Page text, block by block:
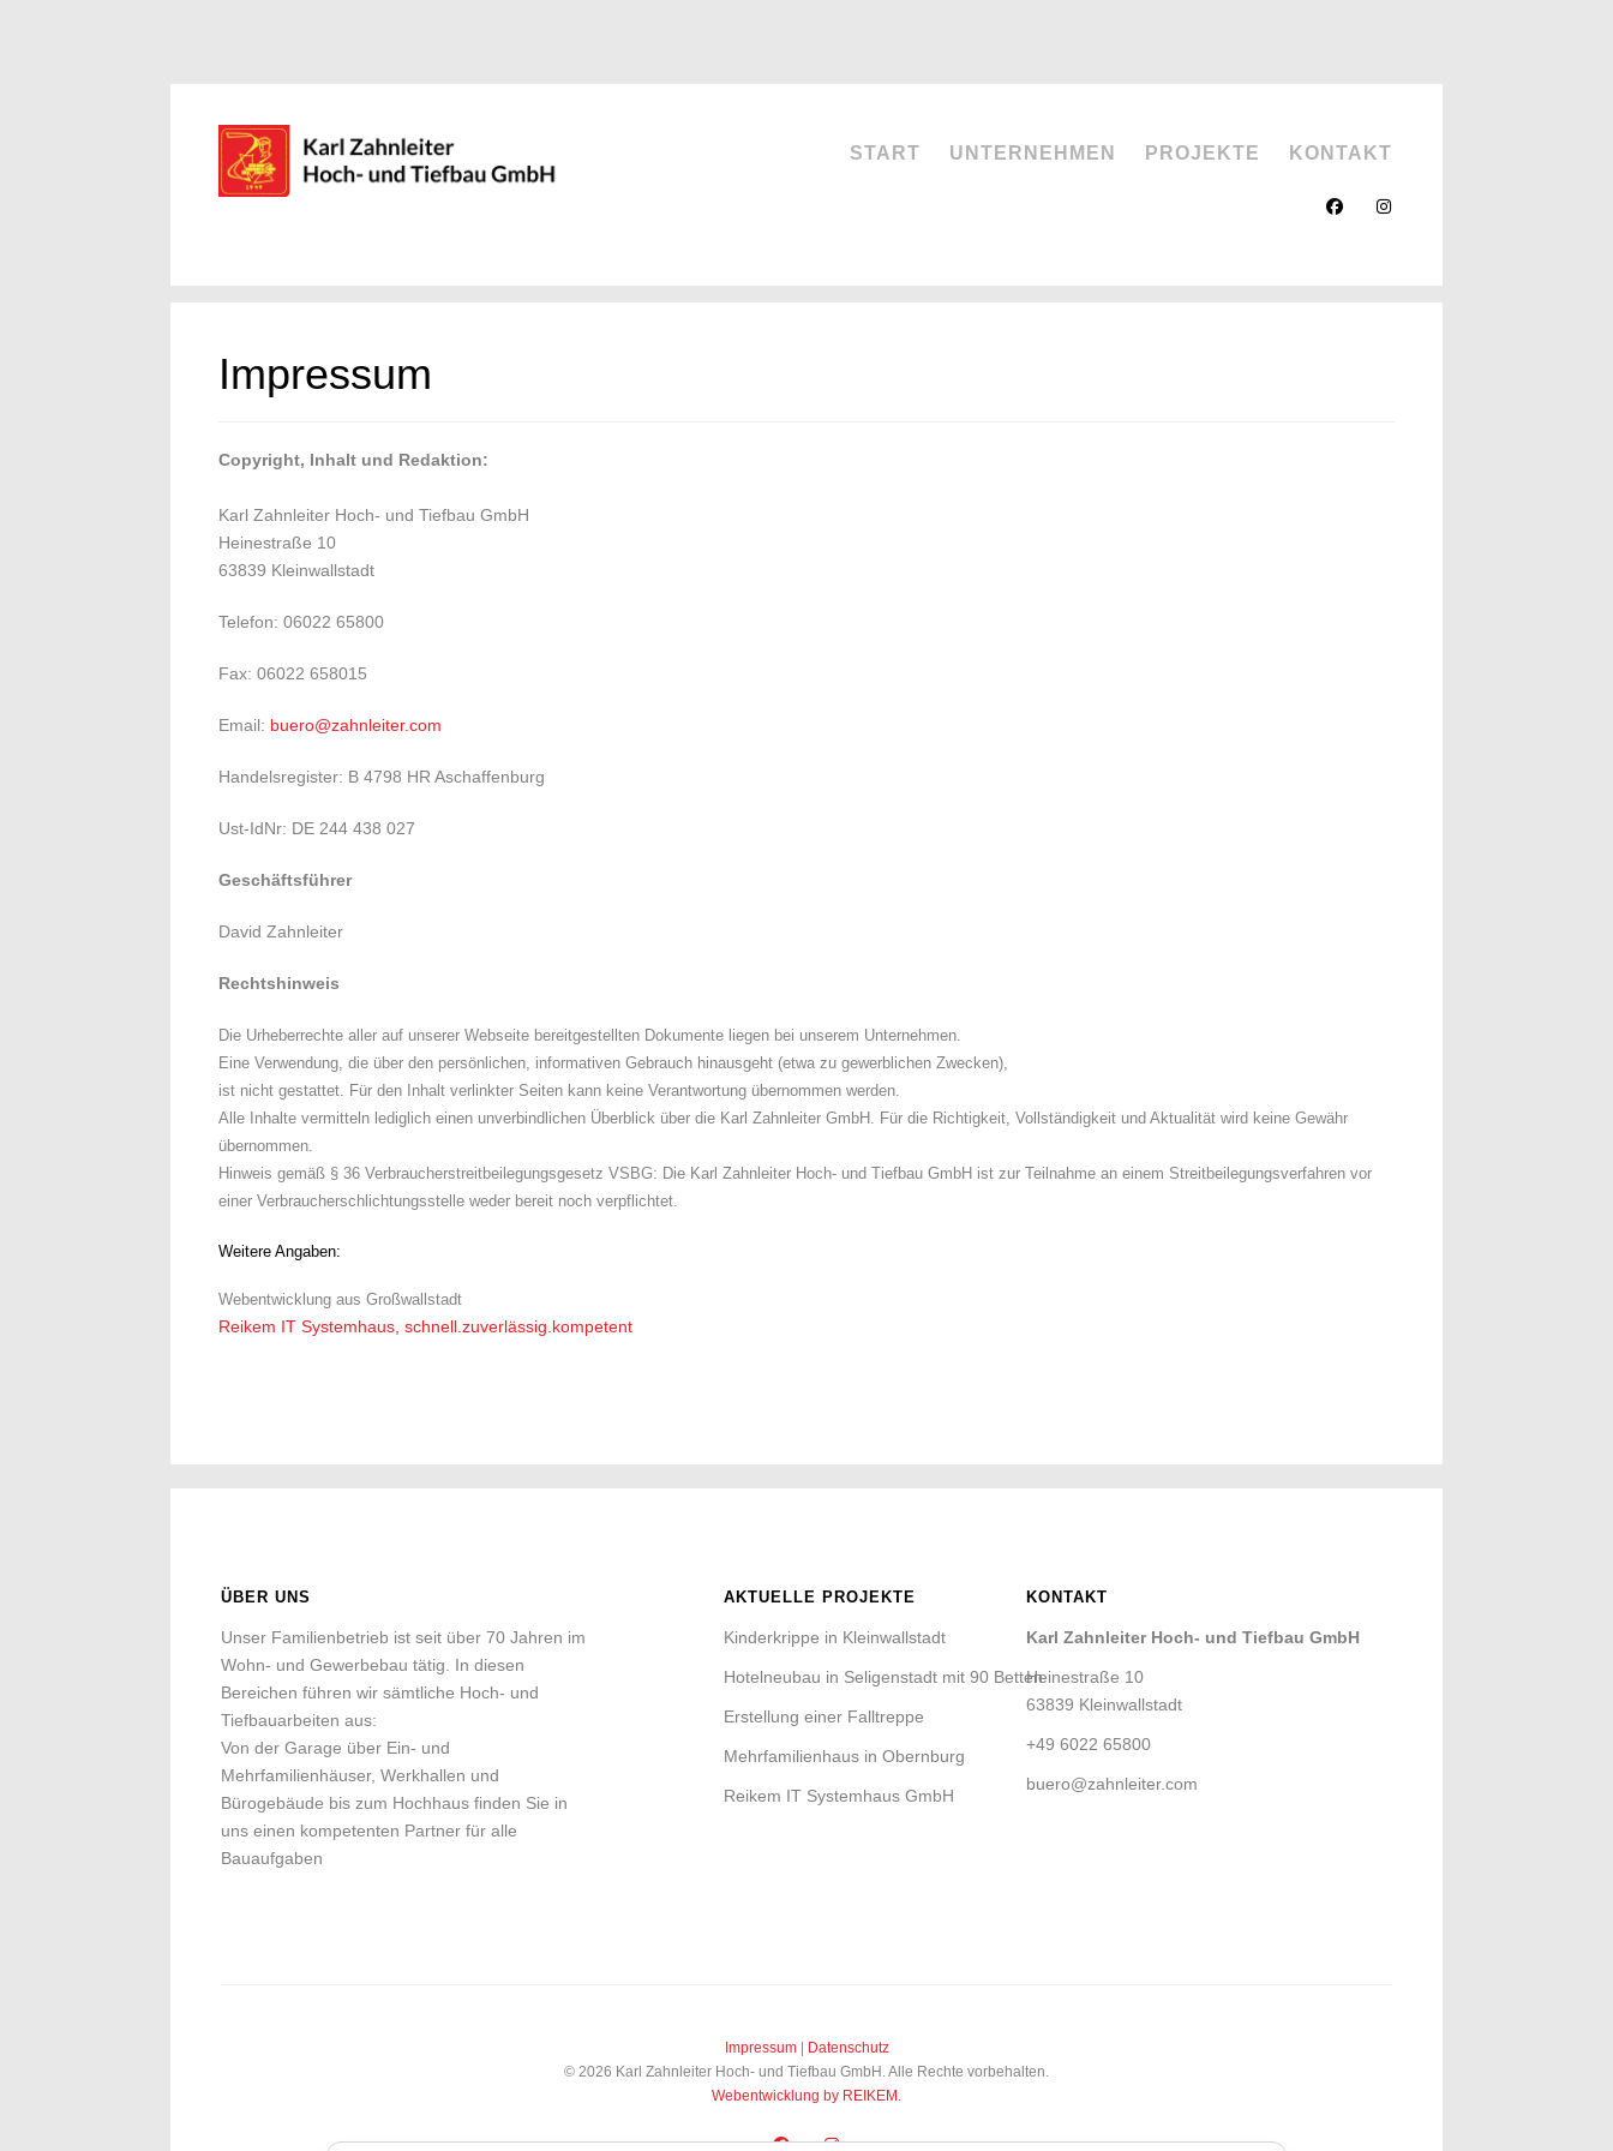
START UNTERNEHMEN PROJEKTE KONTAKT
Impressum
Copyright, Inhalt und Redaktion:
Karl Zahnleiter Hoch- und Tiefbau GmbH
Heinestraße 10
63839 Kleinwallstadt
Telefon: 06022 65800
Fax: 06022 658015
Email: buero@zahnleiter.com
Handelsregister: B 4798 HR Aschaffenburg
Ust-IdNr: DE 244 438 027
Geschäftsführer
David Zahnleiter
Rechtshinweis
Die Urheberrechte aller auf unserer Webseite bereitgestellten Dokumente liegen bei unserem Unternehmen.
Eine Verwendung, die über den persönlichen, informativen Gebrauch hinausgeht (etwa zu gewerblichen Zwecken),
ist nicht gestattet. Für den Inhalt verlinkter Seiten kann keine Verantwortung übernommen werden.
Alle Inhalte vermitteln lediglich einen unverbindlichen Überblick über die Karl Zahnleiter GmbH. Für die Richtigkeit, Vollständigkeit und Aktualität wird keine Gewähr
übernommen.
Hinweis gemäß § 36 Verbraucherstreitbeilegungsgesetz VSBG: Die Karl Zahnleiter Hoch- und Tiefbau GmbH ist zur Teilnahme an einem Streitbeilegungsverfahren vor
einer Verbraucherschlichtungsstelle weder bereit noch verpflichtet.
Weitere Angaben:
Webentwicklung aus Großwallstadt
Reikem IT Systemhaus, schnell.zuverlässig.kompetent
ÜBER UNS
Unser Familienbetrieb ist seit über 70 Jahren im
Wohn- und Gewerbebau tätig. In diesen
Bereichen führen wir sämtliche Hoch- und
Tiefbauarbeiten aus:
Von der Garage über Ein- und
Mehrfamilienhäuser, Werkhallen und
Bürogebäude bis zum Hochhaus finden Sie in
uns einen kompetenten Partner für alle
Bauaufgaben
AKTUELLE PROJEKTE
Kinderkrippe in Kleinwallstadt
Hotelneubau in Seligenstadt mit 90 Betten
Erstellung einer Falltreppe
Mehrfamilienhaus in Obernburg
Reikem IT Systemhaus GmbH
KONTAKT
Karl Zahnleiter Hoch- und Tiefbau GmbH
Heinestraße 10
63839 Kleinwallstadt
+49 6022 65800
buero@zahnleiter.com
Impressum|
Datenschutz
© 2026 Karl Zahnleiter Hoch- und Tiefbau GmbH. Alle Rechte vorbehalten.
Webentwicklung by REIKEM.